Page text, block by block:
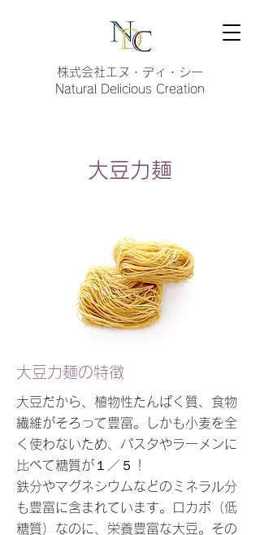
株式会社エヌ・ディ・シー
Natural Delicious Creation
大豆力麺
大豆力麺の特徴
大豆だから、植物性たんぱく質、食物
繊維がそろって豊富。しかも小麦を全
く使わないため、パスタやラーメンに
比べて糖質が１／５！
鉄分やマグネシウムなどのミネラル分
も豊富に含まれています。ロカボ（低
糖質）なのに、栄養豊富な大豆。その